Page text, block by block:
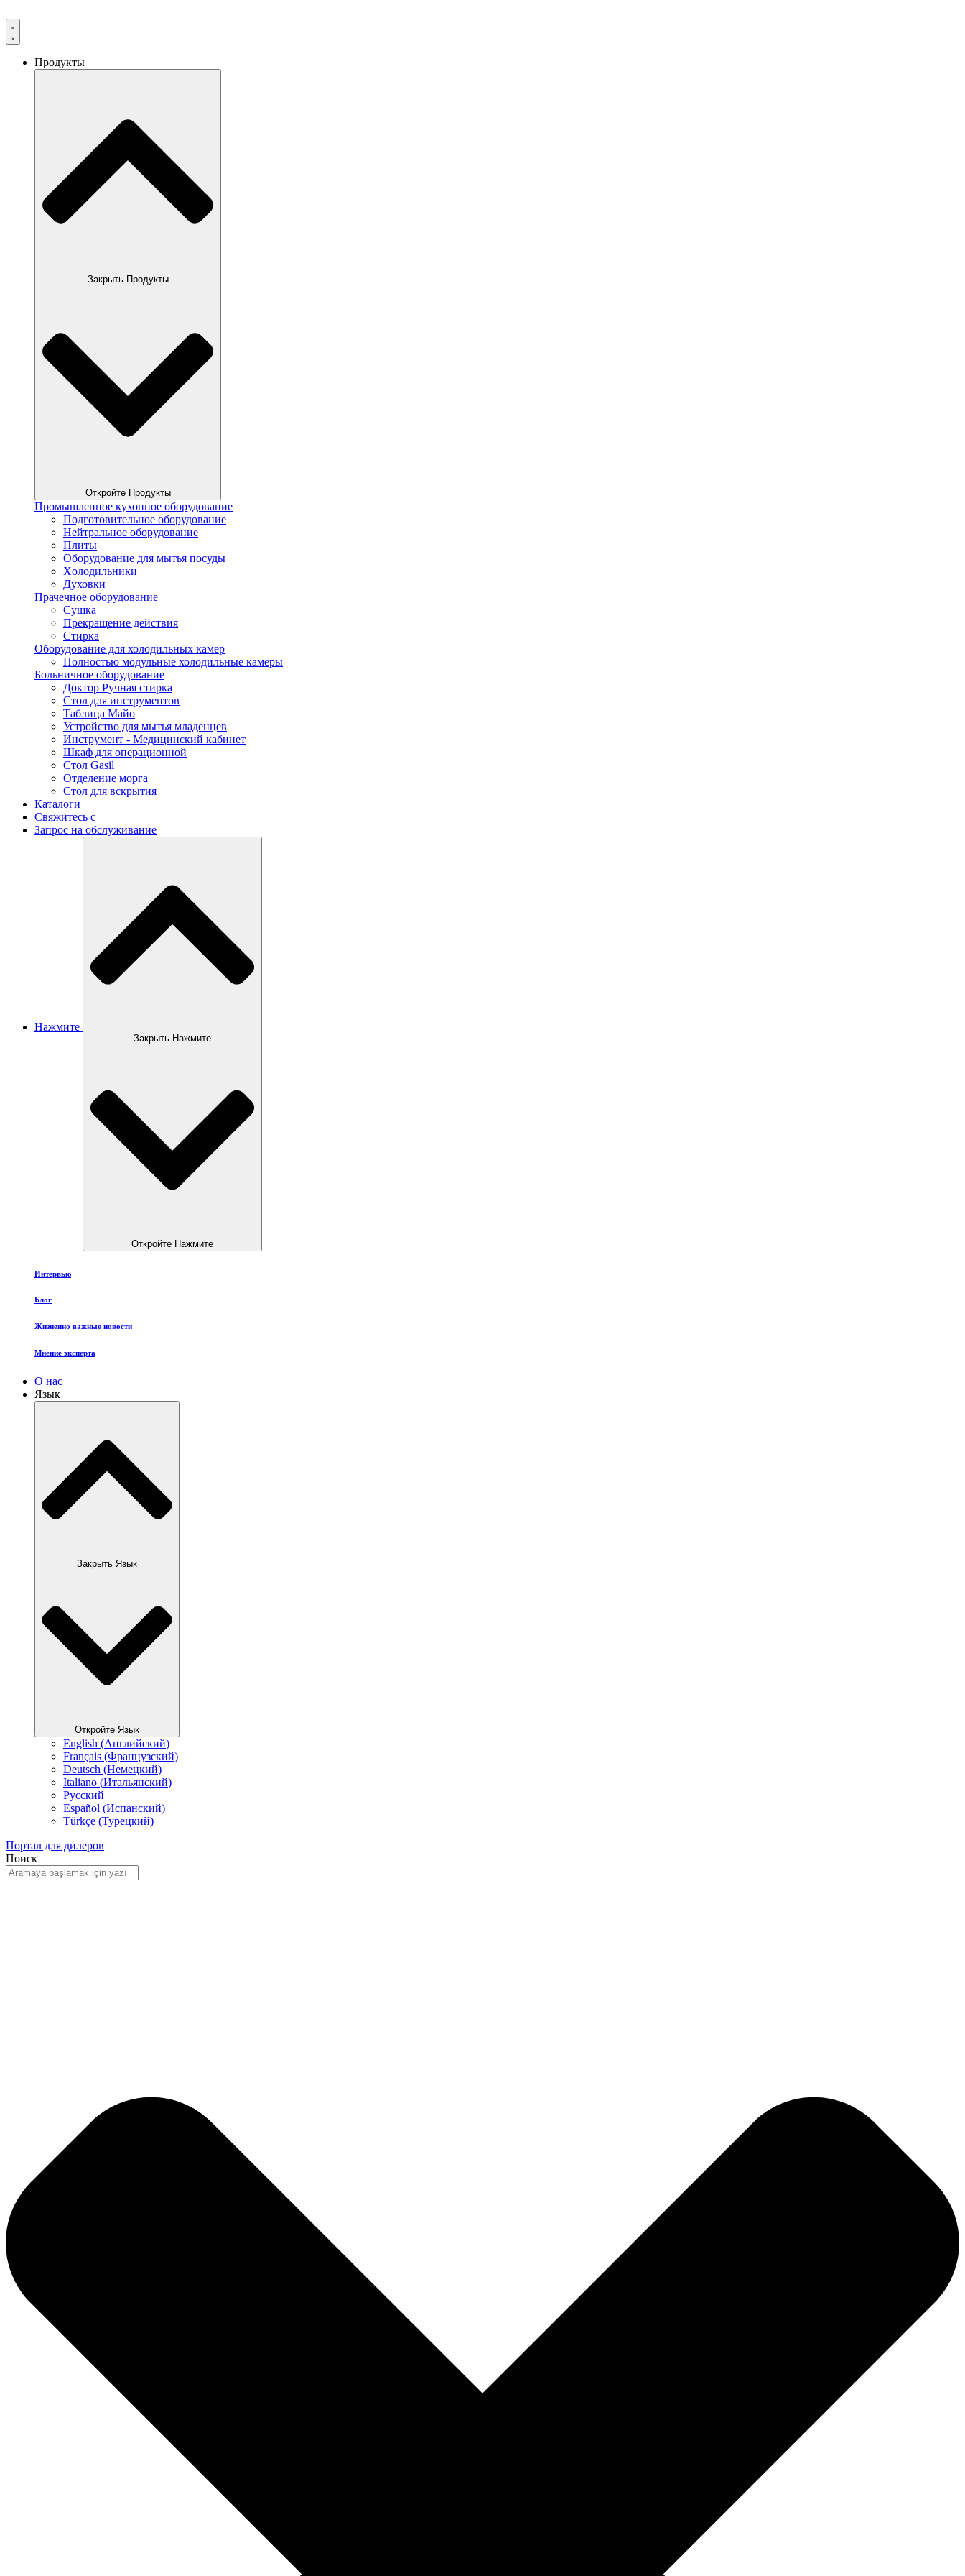
Продукты
Закрыть Продукты
Откройте Продукты
Промышленное кухонное оборудование
Подготовительное оборудование
Нейтральное оборудование
Плиты
Оборудование для мытья посуды
Xолодильники
Духовки
Прачечное оборудование
Сушка
Прекращение действия
Стирка
Оборудование для холодильных камер
Полностью модульные холодильные камеры
Больничное оборудование
Доктор Ручная стирка
Стол для инструментов
Таблица Майо
Устройство для мытья младенцев
Инструмент - Медицинский кабинет
Шкаф для операционной
Стол Gasil
Отделение морга
Стол для вскрытия
Каталоги
Свяжитесь с
Запрос на обслуживание
Нажмите
Закрыть Нажмите
Откройте Нажмите
Интервью
Блог
Жизненно важные новости
Мнение эксперта
О нас
Язык
Закрыть Язык
Откройте Язык
English (Английский)
Français (Французский)
Deutsch (Немецкий)
Italiano (Итальянский)
Русский
Español (Испанский)
Türkçe (Турецкий)
Портал для дилеров
Поиск